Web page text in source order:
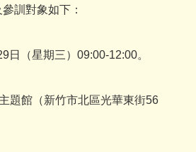
訓對象如下：
日（星期三）09:00-12:00。
題館（新竹市北區光華東街56